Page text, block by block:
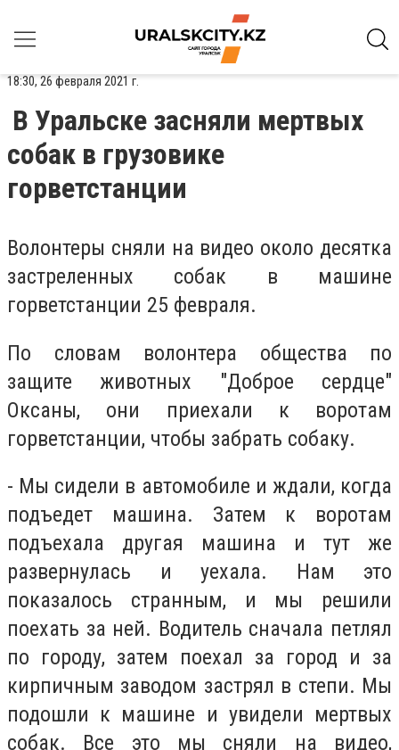
18:30, 26 февраля 2021 г.
В Уральске засняли мертвых
собак в грузовике
горветстанции
Волонтеры сняли на видео около десятка
застреленных собак в машине
горветстанции 25 февраля.
По словам волонтера общества по
защите животных "Доброе сердце"
Оксаны, они приехали к воротам
горветстанции, чтобы забрать собаку.
- Мы сидели в автомобиле и ждали, когда
подъедет машина. Затем к воротам
подъехала другая машина и тут же
развернулась и уехала. Нам это
показалось странным, и мы решили
поехать за ней. Водитель сначала петлял
по городу, затем поехал за город и за
кирпичным заводом застрял в степи. Мы
подошли к машине и увидели мертвых
собак. Все это мы сняли на видео,